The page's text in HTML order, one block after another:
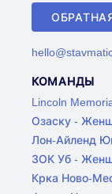
КОМАНДЫ
Lincoln
Озаску -
Лон-Айленд
ЗОК Уб -
Крка Ново-